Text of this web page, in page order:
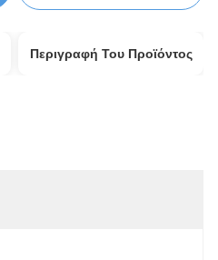
Περιγραφή Του Προϊόντος